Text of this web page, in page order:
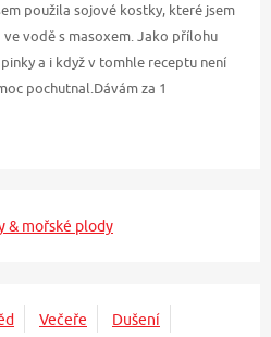
použila sojové kostky, které jsem
vodě s masoxem. Jako přílohu
a i když v tomhle receptu není
pochutnal.Dávám za 1
& mořské plody
Večeře
Dušení